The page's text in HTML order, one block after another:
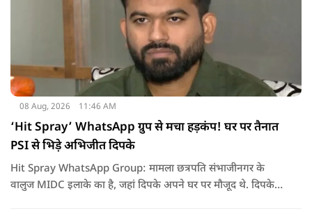
08 Aug, 2026 11:46 AM
‘Hit Spray’ WhatsApp ग्रुप से मचा हड़कंप! घर पर तैनात
PSI से भिड़े अभिजीत दिपके
Hit Spray WhatsApp Group: मामला छत्रपति संभाजीनगर के
वालुज MIDC इलाके का है, जहां दिपके अपने घर पर मौजूद थे. दिपके